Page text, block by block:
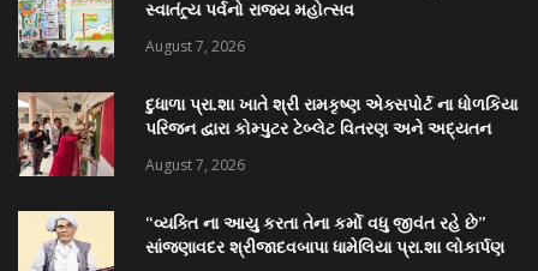
સ્વાતંત્ર્ય પર્વનો રાજ્ય મહોત્સવ
August 7, 2026
દુધાળા પ્રા.શા ખાતે શ્રી રામકૃષ્ણ એક્સપોર્ટ ના ધોળકિયા
પરિજન દ્વારા કોમ્પુટર ટેબ્લેટ વિતરણ અને અદ્યતન
August 7, 2026
“વ્યક્તિ ના આયુ કરતા તેના કર્મો વધુ જીવંત રહે છે”
સાંજણાવદર શ્રીજાદવબાપા ધામેલિયા પ્રા.શા લોકાર્પણ